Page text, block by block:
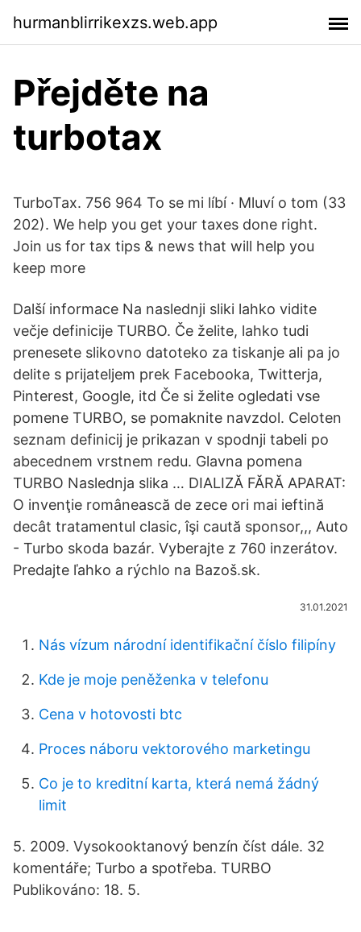
hurmanblirrikexzs.web.app
Přejděte na
turbotax
TurboTax. 756 964 To se mi líbí · Mluví o tom (33
202). We help you get your taxes done right.
Join us for tax tips & news that will help you
keep more
Další informace Na naslednji sliki lahko vidite
večje definicije TURBO. Če želite, lahko tudi
prenesete slikovno datoteko za tiskanje ali pa jo
delite s prijateljem prek Facebooka, Twitterja,
Pinterest, Google, itd Če si želite ogledati vse
pomene TURBO, se pomaknite navzdol. Celoten
seznam definicij je prikazan v spodnji tabeli po
abecednem vrstnem redu. Glavna pomena
TURBO Naslednja slika … DIALIZĂ FĂRĂ APARAT:
O invenţie românească de zece ori mai ieftină
decât tratamentul clasic, îşi caută sponsor,,, Auto
- Turbo skoda bazár. Vyberajte z 760 inzerátov.
Predajte ľahko a rýchlo na Bazoš.sk.
31.01.2021
Nás vízum národní identifikační číslo filipíny
Kde je moje peněženka v telefonu
Cena v hotovosti btc
Proces náboru vektorového marketingu
Co je to kreditní karta, která nemá žádný
limit
5. 2009. Vysokooktanový benzín číst dále. 32
komentáře; Turbo a spotřeba. TURBO
Publikováno: 18. 5.